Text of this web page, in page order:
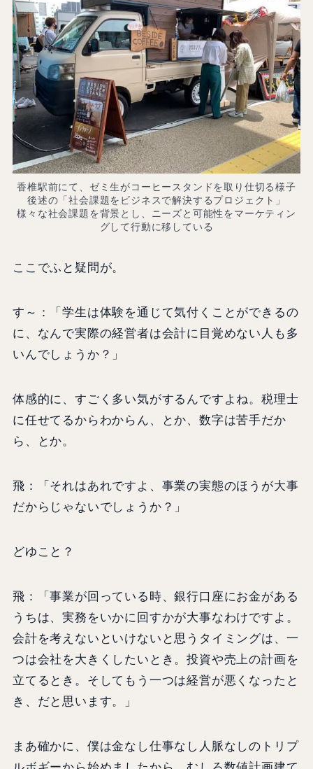
香椎駅前にて、ゼミ生がコーヒースタンドを取り仕切る様子
後述の「社会課題をビジネスで解決するプロジェクト」
様々な社会課題を背景とし、ニーズと可能性をマーケティン
グして行動に移している
ここでふと疑問が。
す～：「学生は体験を通じて気付くことができるの
に、なんで実際の経営者は会計に目覚めない人も多
いんでしょうか？」
体感的に、すごく多い気がするんですよね。税理士
に任せてるからわからん、とか、数字は苦手だか
ら、とか。
飛：「それはあれですよ、事業の実態のほうが大事
だからじゃないでしょうか？」
どゆこと？
飛：「事業が回っている時、銀行口座にお金がある
うちは、実務をいかに回すかが大事なわけですよ。
会計を考えないといけないと思うタイミングは、一
つは会社を大きくしたいとき。投資や売上の計画を
立てるとき。そしてもう一つは経営が悪くなったと
き、だと思います。」
まあ確かに、僕は金なし仕事なし人脈なしのトリプ